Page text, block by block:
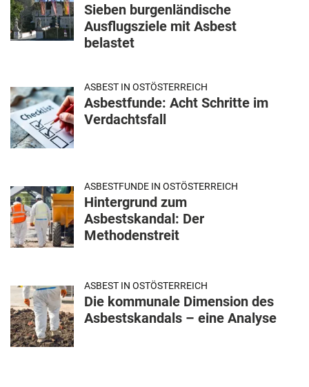
Sieben burgenländische
Ausflugsziele mit Asbest
belastet
ASBEST IN OSTÖSTERREICH
Asbestfunde: Acht Schritte im
Verdachtsfall
ASBESTFUNDE IN OSTÖSTERREICH
Hintergrund zum
Asbestskandal: Der
Methodenstreit
ASBEST IN OSTÖSTERREICH
Die kommunale Dimension des
Asbestskandals – eine Analyse